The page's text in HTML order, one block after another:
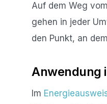
Auf dem Weg
gehen in jeder
den Punkt, an
Anwendung
Im